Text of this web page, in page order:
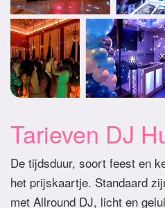
Tarieven DJ
De tijdsduur, soort feest en
het prijskaartje. Standaard
met Allround DJ, licht en